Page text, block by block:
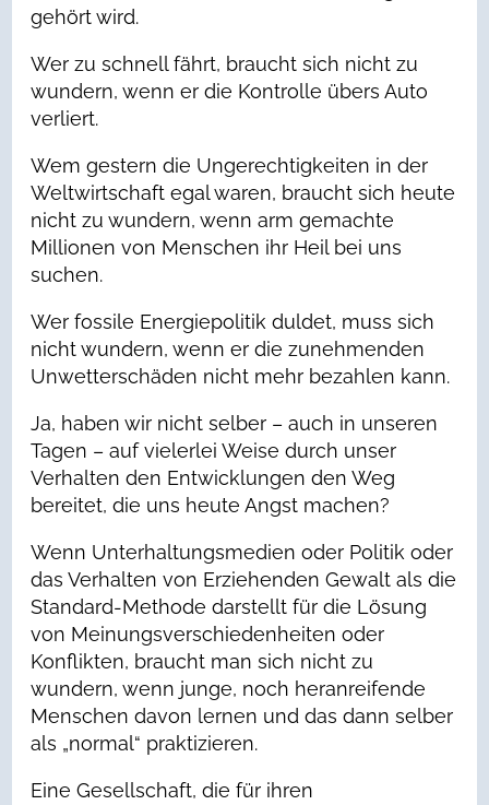
gehört wird.
Wer zu schnell fährt, braucht sich nicht zu
wundern, wenn er die Kontrolle übers Auto
verliert.
Wem gestern die Ungerechtigkeiten in der
Weltwirtschaft egal waren, braucht sich heute
nicht zu wundern, wenn arm gemachte
Millionen von Menschen ihr Heil bei uns
suchen.
Wer fossile Energiepolitik duldet, muss sich
nicht wundern, wenn er die zunehmenden
Unwetterschäden nicht mehr bezahlen kann.
Ja, haben wir nicht selber – auch in unseren
Tagen – auf vielerlei Weise durch unser
Verhalten den Entwicklungen den Weg
bereitet, die uns heute Angst machen?
Wenn Unterhaltungsmedien oder Politik oder
das Verhalten von Erziehenden Gewalt als die
Standard-Methode darstellt für die Lösung
von Meinungsverschiedenheiten oder
Konflikten, braucht man sich nicht zu
wundern, wenn junge, noch heranreifende
Menschen davon lernen und das dann selber
als „normal“ praktizieren.
Eine Gesellschaft, die für ihren